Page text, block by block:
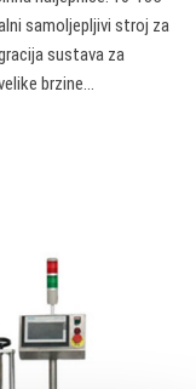
samoljepljivi stroj za
sustava za
brzine…